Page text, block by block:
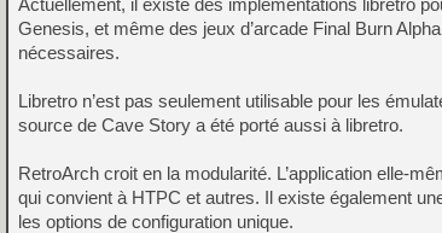
Actuellement, il existe des implémentations libretro
Genesis, et même des jeux d’arcade Final Burn
nécessaires.
Libretro n’est pas seulement utilisable pour les
source de Cave Story a été porté aussi à libretro.
RetroArch croit en la modularité. L’application elle-
qui convient à HTPC et autres. Il existe également
les options de configuration unique.